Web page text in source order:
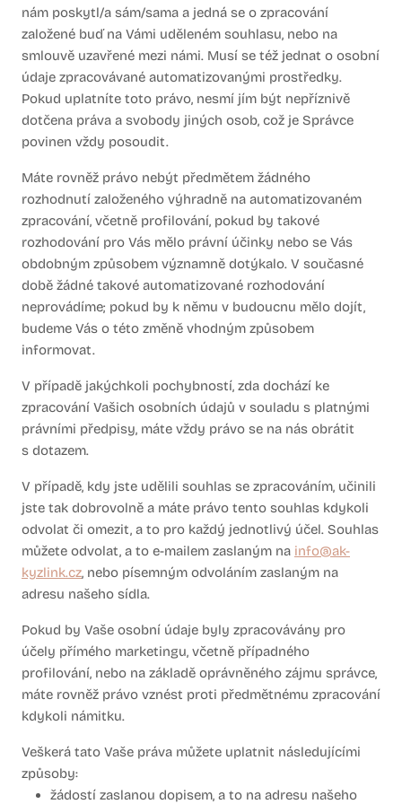
nám poskytl/a sám/sama a jedná se o zpracování
založené buď na Vámi uděleném souhlasu, nebo na
smlouvě uzavřené mezi námi. Musí se též jednat o osobní
údaje zpracovávané automatizovanými prostředky.
Pokud uplatníte toto právo, nesmí jím být nepříznivě
dotčena práva a svobody jiných osob, což je Správce
povinen vždy posoudit.
Máte rovněž právo nebýt předmětem žádného
rozhodnutí založeného výhradně na automatizovaném
zpracování, včetně profilování, pokud by takové
rozhodování pro Vás mělo právní účinky nebo se Vás
obdobným způsobem významně dotýkalo. V současné
době žádné takové automatizované rozhodování
neprovádíme; pokud by k němu v budoucnu mělo dojít,
budeme Vás o této změně vhodným způsobem
informovat.
V případě jakýchkoli pochybností, zda dochází ke
zpracování Vašich osobních údajů v souladu s platnými
právními předpisy, máte vždy právo se na nás obrátit
s dotazem.
V případě, kdy jste udělili souhlas se zpracováním, učinili
jste tak dobrovolně a máte právo tento souhlas kdykoli
odvolat či omezit, a to pro každý jednotlivý účel. Souhlas
můžete odvolat, a to e-mailem zaslaným na info@ak-
kyzlink.cz, nebo písemným odvoláním zaslaným na
adresu našeho sídla.
Pokud by Vaše osobní údaje byly zpracovávány pro
účely přímého marketingu, včetně případného
profilování, nebo na základě oprávněného zájmu správce,
máte rovněž právo vznést proti předmětnému zpracování
kdykoli námitku.
Veškerá tato Vaše práva můžete uplatnit následujícími
způsoby:
žádostí zaslanou dopisem, a to na adresu našeho